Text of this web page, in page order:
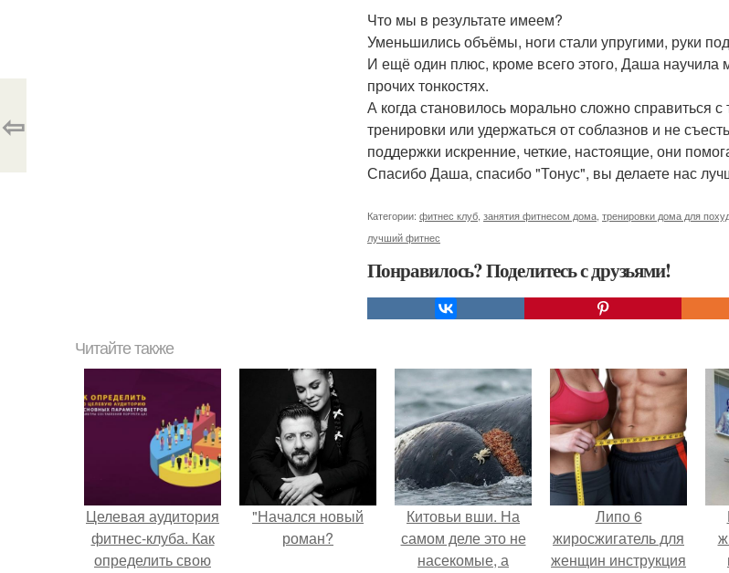
Что мы в результате имеем?
Уменьшились объёмы, ноги стали упругими, руки
И ещё один плюс, кроме всего этого, Даша научила
прочих тонкостях.
А когда становилось морально сложно справиться
тренировки или удержаться от соблазнов и не
поддержки искренние, четкие, настоящие, они
Спасибо Даша, спасибо "Тонус", вы делаете нас
Категории: фитнес клуб занятия фитнесом дома тренировки дома для
лучший фитнес
Понравилось? Поделитесь с друзьями!
⇦
Читайте также
Целевая аудитория
фитнес-клуба. Как
определить свою
"Начался новый
роман?
Китовьи вши. На
самом деле это не
насекомые, а
Липо 6
жиросжигатель для
женщин инструкция